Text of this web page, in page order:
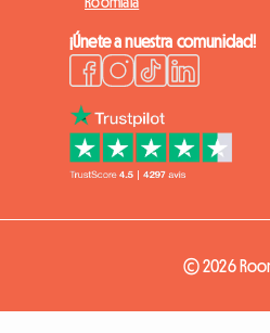
¡Únete a nuestra comunidad!
© 2026